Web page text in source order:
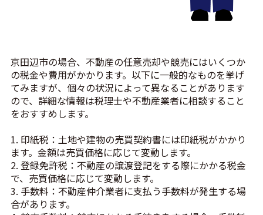
京田辺市の場合、不動産の任意売却や競売にはいくつか
の税金や費用がかかります。以下に一般的なものを挙げ
てみますが、個々の状況によって異なることがあります
ので、詳細な情報は税理士や不動産業者に相談すること
をおすすめします。
1. 印紙税：土地や建物の売買契約書には印紙税がかかり
ます。金額は売買価格に応じて変動します。
2. 登録免許税：不動産の譲渡登記をする際にかかる税金
で、売買価格に応じて変動します。
3. 手数料：不動産仲介業者に支払う手数料が発生する場
合があります。